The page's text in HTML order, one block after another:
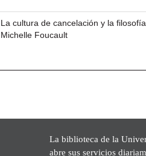
La cultura de cancelación y la
Michelle Foucault
La biblioteca de la
abre sus servicios